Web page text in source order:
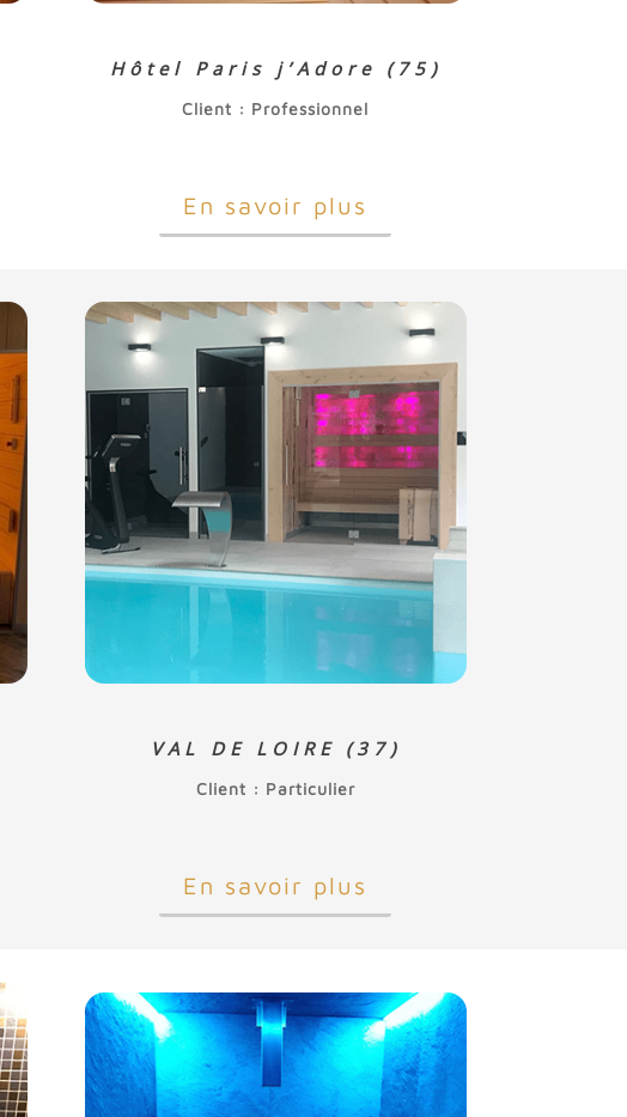
Hôtel Paris j’Adore (75)
Client : Professionnel
En savoir plus
VAL DE LOIRE (37)
Client : Particulier
En savoir plus